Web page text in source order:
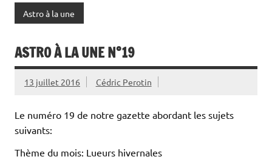
Astro à la une
ASTRO À LA UNE N°19
13 juillet 2016 Cédric Perotin
Le numéro 19 de notre gazette abordant les sujets
suivants:
Thème du mois: Lueurs hivernales